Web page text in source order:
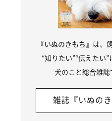
『いぬのきもち』は、
“知りたい”“伝えたい”
犬のこと総合雑誌
雑誌『いぬのき